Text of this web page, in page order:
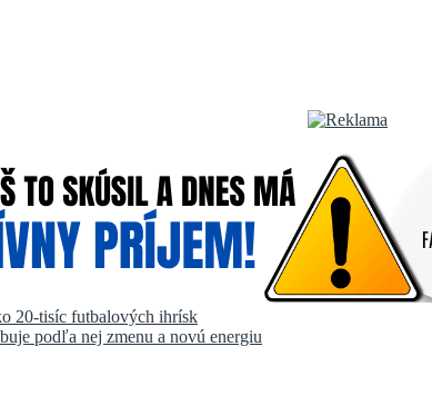
20-tisíc futbalových ihrísk
podľa nej zmenu a novú energiu